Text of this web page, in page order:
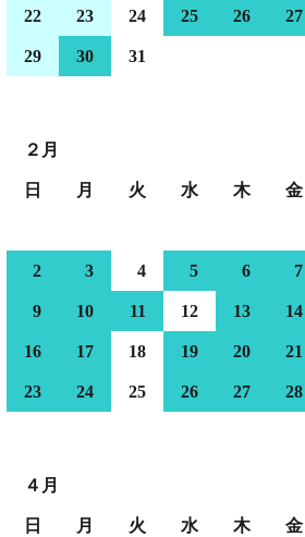
22 23 24 25 26 27
29 30 31
２月
日 月 火 水 木 金
2 3 4 5 6 7
9 10 11 12 13 14
16 17 18 19 20 21
23 24 25 26 27 28
４月
日 月 火 水 木 金